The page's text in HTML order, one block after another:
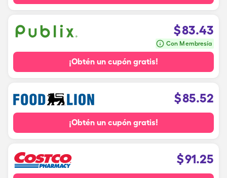
$83.43
Con Membresía
¡Obtén un cupón gratis!
$85.52
¡Obtén un cupón gratis!
$91.25